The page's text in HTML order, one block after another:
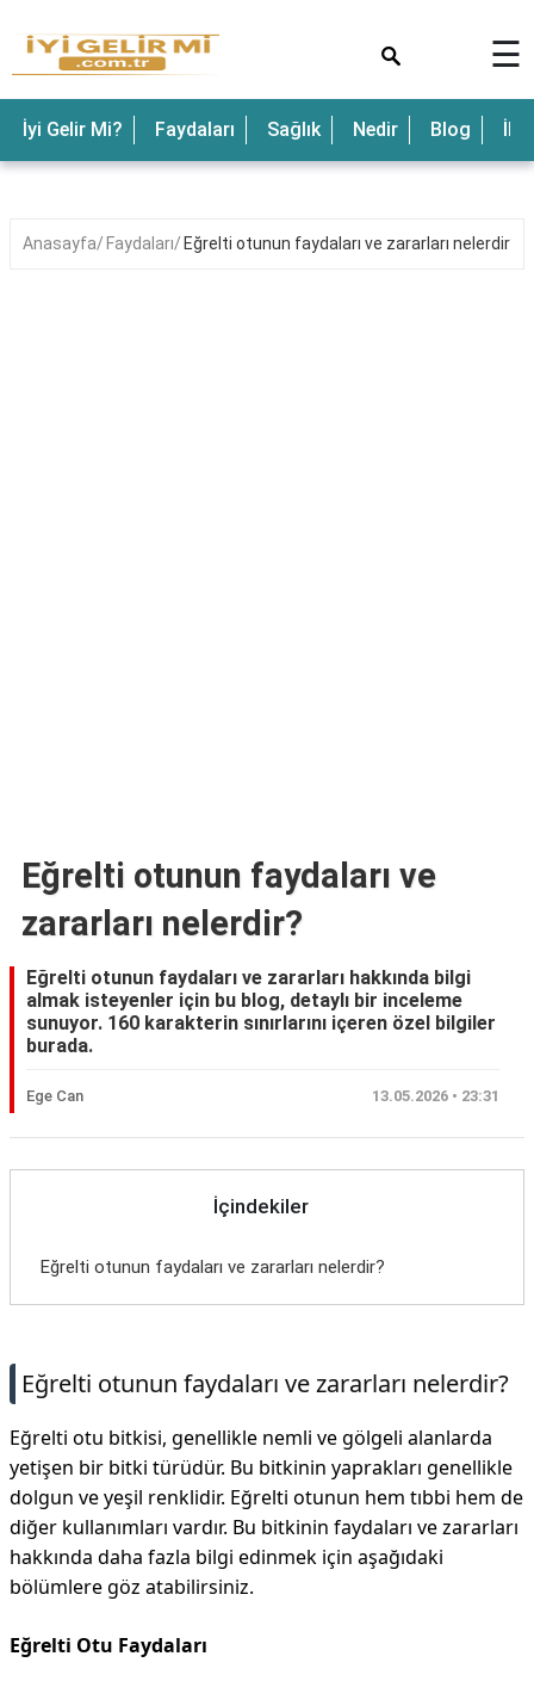
☰
İyi Gelir Mi? Faydaları Sağlık Nedir Blog
Anasayfa Faydaları Eğrelti otunun faydaları ve zararları nelerdir?
Eğrelti otunun faydaları ve
zararları nelerdir?
Eğrelti otunun faydaları ve zararları hakkında bilgi
almak isteyenler için bu blog, detaylı bir inceleme
sunuyor. 160 karakterin sınırlarını içeren özel bilgiler
burada.
Ege Can 13.05.2026 • 23:31
İçindekiler
Eğrelti otunun faydaları ve zararları nelerdir?
Eğrelti otunun faydaları ve zararları nelerdir?
Eğrelti otu bitkisi, genellikle nemli ve gölgeli alanlarda
yetişen bir bitki türüdür. Bu bitkinin yaprakları genellikle
dolgun ve yeşil renklidir. Eğrelti otunun hem tıbbi hem de
diğer kullanımları vardır. Bu bitkinin faydaları ve zararları
hakkında daha fazla bilgi edinmek için aşağıdaki
bölümlere göz atabilirsiniz.
Eğrelti Otu Faydaları